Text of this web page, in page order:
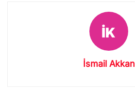
İsmail Akkan